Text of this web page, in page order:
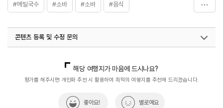
#메밀국수 #소바 #소바 #음식
콘텐츠 등록 및 수정 문의
해당 여행지가 마음에 드시나요?
평가를 해주시면 개인화 추천 시 활용하여 최적의 여행지를 추천해 드리겠습니다.
좋아요! 별로예요